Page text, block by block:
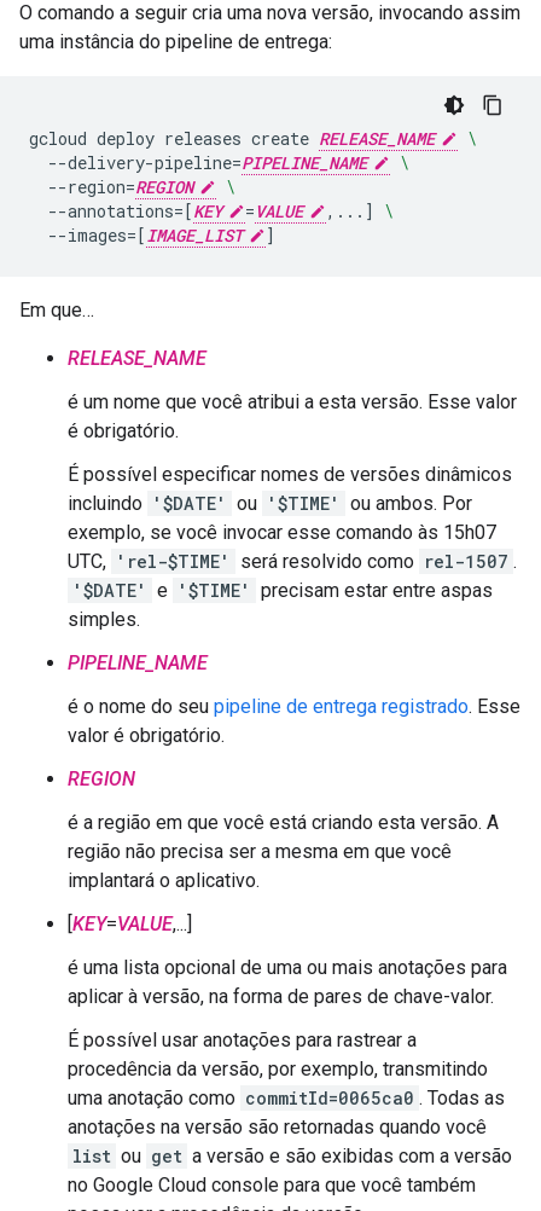
O comando a seguir cria uma nova versão, invocando assim
uma instância do pipeline de entrega:
gcloud deploy releases create RELEASE_NAME
\
--delivery-pipeline=PIPELINE_NAME
\
--region=REGION
\
--annotations=[KEY =VALUE ,... ]
\
--images=[IMAGE_LIST ]
Em que…
RELEASE_NAME
é um nome que você atribui a esta versão. Esse valor
é obrigatório.
É possível especificar nomes de versões dinâmicos
incluindo '$DATE' ou '$TIME'
ou ambos. Por
exemplo, se você invocar esse comando às 15h07
UTC, 'rel-$TIME' será resolvido como rel-1507 .
'$DATE'
e '$TIME'
precisam estar entre aspas
simples.
PIPELINE_NAME
é o nome do seu pipeline de entrega registrado. Esse
valor é obrigatório.
REGION
é a região em que você está criando esta versão. A
região não precisa ser a mesma em que você
implantará o aplicativo.
[KEY=VALUE,...]
é uma lista opcional de uma ou mais anotações para
aplicar à versão, na forma de pares de chave-valor.
É possível usar anotações para rastrear a
procedência da versão, por exemplo, transmitindo
uma anotação como commitId=0065ca0 . Todas as
anotações na versão são retornadas quando você
list ou get a versão e são exibidas com a versão
no Google Cloud console para que você também